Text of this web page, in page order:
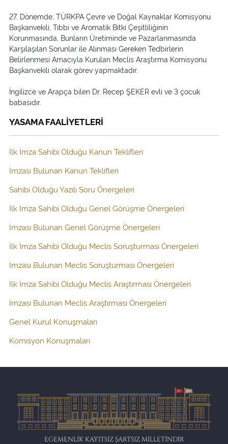
27. Dönemde; TÜRKPA Çevre ve Doğal Kaynaklar Komisyonu
Başkanvekili, Tıbbi ve Aromatik Bitki Çeşitliliğinin
Korunmasında, Bunların Üretiminde ve Pazarlanmasında
Karşılaşılan Sorunlar ile Alınması Gereken Tedbirlerin
Belirlenmesi Amacıyla Kurulan Meclis Araştırma Komisyonu
Başkanvekili olarak görev yapmaktadır.
İngilizce ve Arapça bilen Dr. Recep ŞEKER evli ve 3 çocuk
babasıdır.
YASAMA FAALİYETLERİ
İlk İmza Sahibi Olduğu Kanun Teklifleri
İmzası Bulunan Kanun Teklifleri
Sahibi Olduğu Yazılı Soru Önergeleri
İlk İmza Sahibi Olduğu Genel Görüşme Önergeleri
İmzası Bulunan Genel Görüşme Önergeleri
İlk İmza Sahibi Olduğu Meclis Soruşturması Önergeleri
İmzası Bulunan Meclis Soruşturması Önergeleri
İlk İmza Sahibi Olduğu Meclis Araştırması Önergeleri
İmzası Bulunan Meclis Araştırması Önergeleri
Genel Kurul Konuşmaları
Komisyon Konuşmaları
EGEMENLİK KAYITSIZ ŞARTSIZ MİLLETİNDİR